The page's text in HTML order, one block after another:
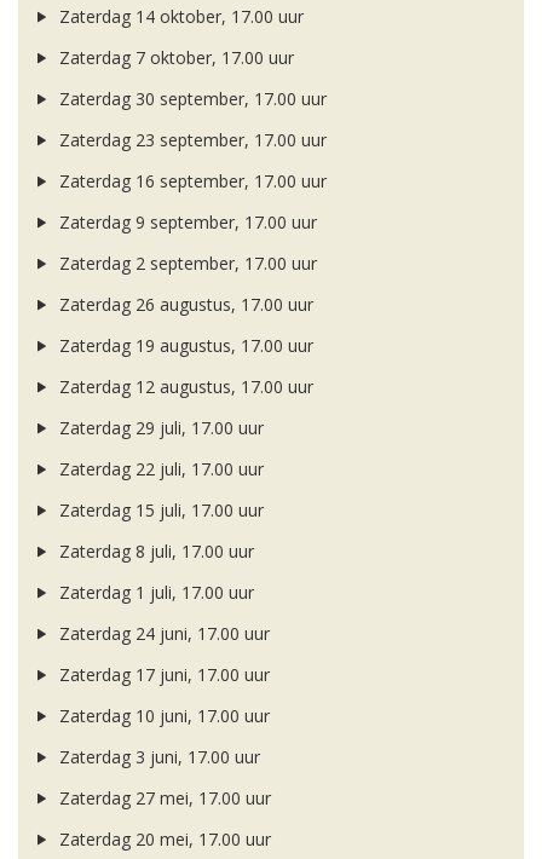
Zaterdag 14 oktober, 17.00 uur
Zaterdag 7 oktober, 17.00 uur
Zaterdag 30 september, 17.00 uur
Zaterdag 23 september, 17.00 uur
Zaterdag 16 september, 17.00 uur
Zaterdag 9 september, 17.00 uur
Zaterdag 2 september, 17.00 uur
Zaterdag 26 augustus, 17.00 uur
Zaterdag 19 augustus, 17.00 uur
Zaterdag 12 augustus, 17.00 uur
Zaterdag 29 juli, 17.00 uur
Zaterdag 22 juli, 17.00 uur
Zaterdag 15 juli, 17.00 uur
Zaterdag 8 juli, 17.00 uur
Zaterdag 1 juli, 17.00 uur
Zaterdag 24 juni, 17.00 uur
Zaterdag 17 juni, 17.00 uur
Zaterdag 10 juni, 17.00 uur
Zaterdag 3 juni, 17.00 uur
Zaterdag 27 mei, 17.00 uur
Zaterdag 20 mei, 17.00 uur